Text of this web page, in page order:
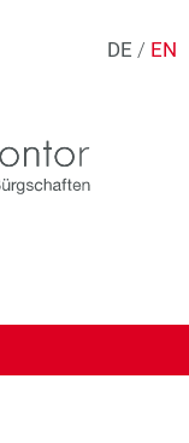
DE / EN